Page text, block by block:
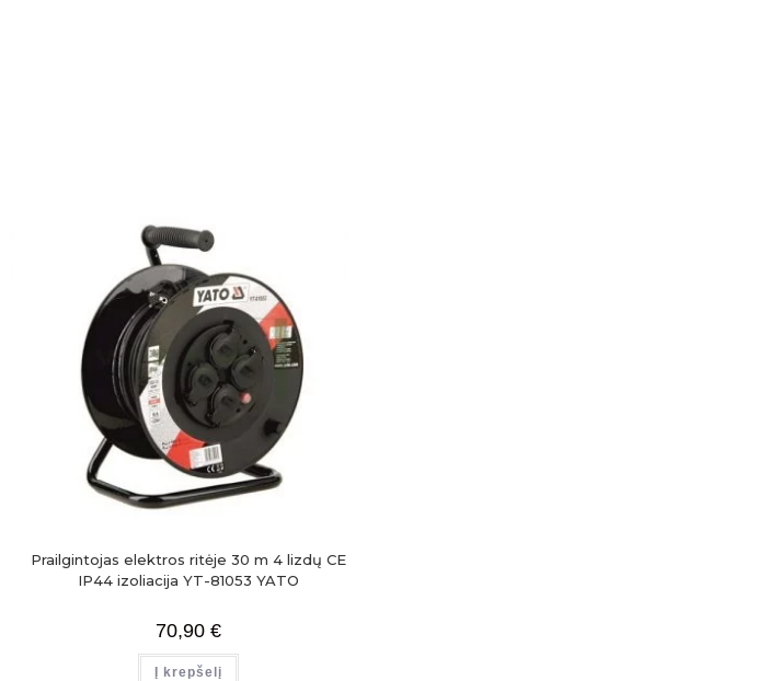
Prailgintojas elektros ritėje 30 m 4 lizdų CE
IP44 izoliacija YT-81053 YATO
70,90 €
Į krepšelį